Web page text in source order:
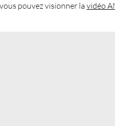
pouvez visionner la vidéo